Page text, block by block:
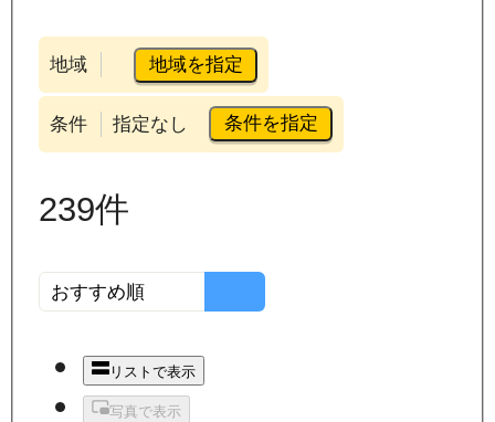
地域 地域を指定
条件 指定なし 条件を指定
239件
リストで表示
写真で表示